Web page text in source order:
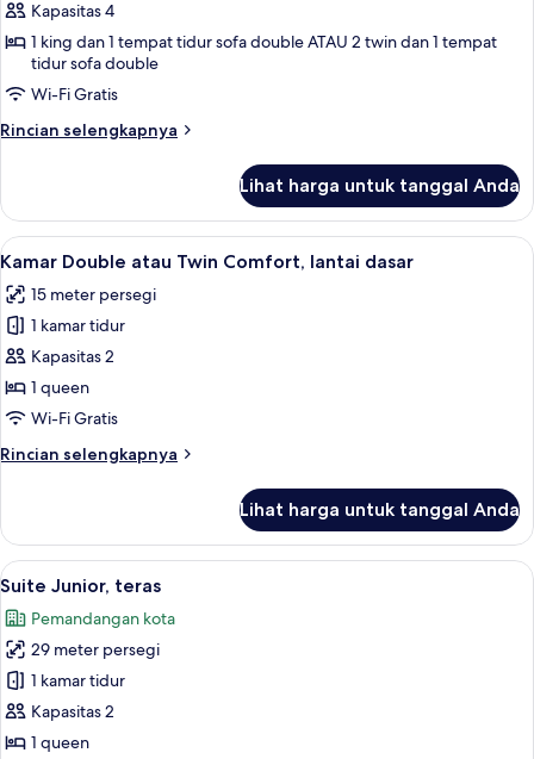
Suite
Royal
Kapasitas 4
1 king dan 1 tempat tidur sofa double ATAU 2 twin dan 1 tempat
tidur sofa double
Wi-Fi Gratis
Rincian selengkapnya
Rincian
Suite
Royal
Lihat harga untuk tanggal Anda
Lihat
semua
foto
untuk
Kamar
Double
atau
Comfort,
Kamar Double atau Twin Comfort,
8
Kamar Double atau Twin Comfort, lantai dasar
15 meter persegi
1 kamar tidur
Kapasitas 2
1 queen
Wi-Fi Gratis
Rincian selengkapnya
Rincian
Kamar
Double
atau
Comfort,
lantai
dasar
Lihat harga untuk tanggal Anda
Lihat
semua
foto
untuk
Suite
Junior,
teras
Suite Junior, teras | Minibar,
16
Suite Junior, teras
Pemandangan kota
29 meter persegi
1 kamar tidur
Kapasitas 2
1 queen